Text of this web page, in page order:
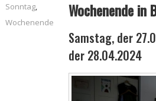
Wochenende in
Samstag, der
der 28.04.2024
Sonntag,
Wochenende